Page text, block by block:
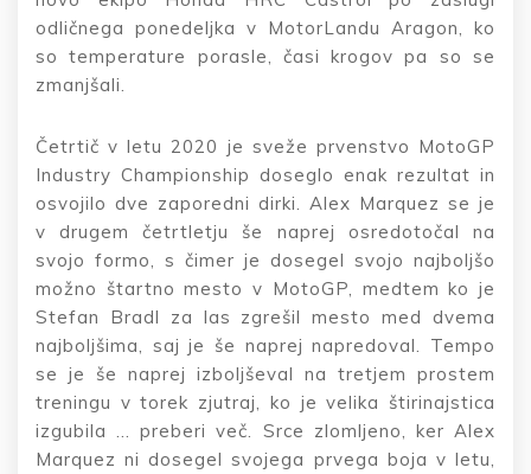
odličnega ponedeljka v MotorLandu Aragon, ko
so temperature porasle, časi krogov pa so se
zmanjšali.
Četrtič v letu 2020 je sveže prvenstvo MotoGP
Industry Championship doseglo enak rezultat in
osvojilo dve zaporedni dirki. Alex Marquez se je
v drugem četrtletju še naprej osredotočal na
svojo formo, s čimer je dosegel svojo najboljšo
možno štartno mesto v MotoGP, medtem ko je
Stefan Bradl za las zgrešil mesto med dvema
najboljšima, saj je še naprej napredoval. Tempo
se je še naprej izboljševal na tretjem prostem
treningu v torek zjutraj, ko je velika štirinajstica
izgubila … preberi več. Srce zlomljeno, ker Alex
Marquez ni dosegel svojega prvega boja v letu,